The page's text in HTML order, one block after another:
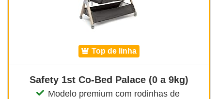
top de linha
Safety 1st Co-Bed Palace (0 a 9kg)
Modelo premium com rodinhas de